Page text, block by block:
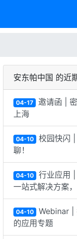
安东帕中国 的近
04-17 邀请函 |
上海
04-10 校园快闪 |
聊！
04-10 行业应用
一站式解决方案
04-10 Webinar |
的应用专题